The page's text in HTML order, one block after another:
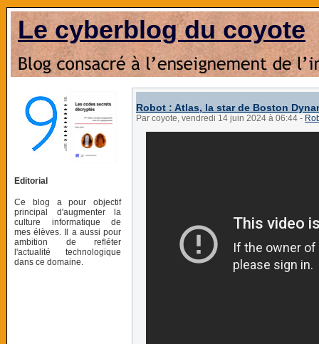
Le cyberblog du coyote
Editorial
Ce blog a pour objectif
principal d'augmenter la
culture informatique de
mes élèves. Il a aussi pour
ambition de refléter
l'actualité technologique
dans ce domaine.
Robot : Atlas, la star de Boston
Par coyote, vendredi 14 juin 2024 à 06:44 -